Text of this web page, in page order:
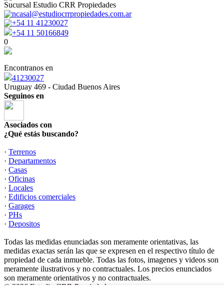
Sucursal Estudio CRR Propiedades
ncasal@estudiocrrpropiedades.com.ar
+54 11 41230027
+54 11 50166849
0
Encontranos en
41230027
Uruguay 469 - Ciudad Buenos Aires
Seguinos en
Asociados con
¿Qué estás buscando?
· Terrenos
· Departamentos
· Casas
· Oficinas
· Locales
· Edificios comerciales
· Garages
· PHs
· Depositos
Todas las medidas enunciadas son meramente orientativas, las
medidas exactas serán las que se expresen en el respectivo título de
propiedad de cada inmueble. Todas las fotos, imagenes y videos son
meramente ilustrativos y no contractuales. Los precios enunciados
son meramente orientativos y no contractuales.